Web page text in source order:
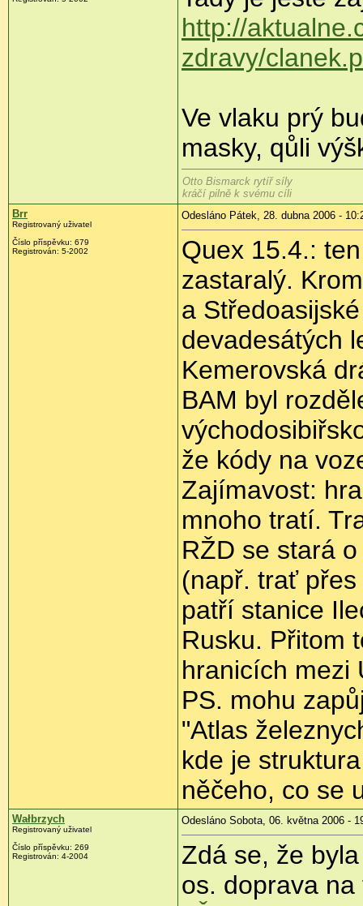
http://
zdravy/
Ve vlaku prý
masky, qůli
Otto Bismarck rytíř síly
kráčí pilně k svému cíli
Brr
Registrovaný uživatel
Číslo příspěvku: 679
Registrován: 5-2002
Odesláno Pátek, 28. dubna 2006 -
Quex 15.4.:
zastaralý.
a
devadesátých
Kemerovská
BAM byl
že kódy na
Zajímavost:
mnoho tratí.
RŽD se stará
(např. trať
patří stanice
Rusku. Přitom
hranicích mezi
PS. mohu
"Atlas
kde je
něčeho, co se
Wałbrzych
Registrovaný uživatel
Číslo příspěvku: 269
Registrován: 4-2004
Odesláno Sobota, 06. května 2006 -
Zdá se, že
os. doprava